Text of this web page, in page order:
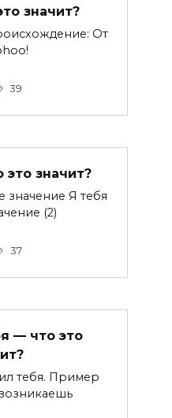
значит?
От
39
значит?
значение Я тебя
(2)
37
— что это
тебя. Пример